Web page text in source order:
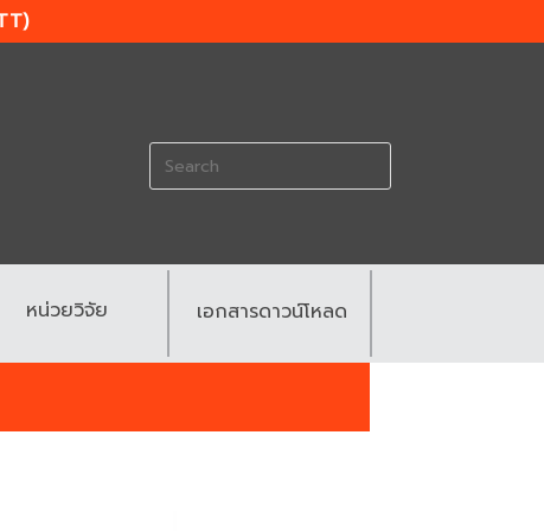
Search
for:
หน่วยวิจัย เอกสารดาวน์โหลด